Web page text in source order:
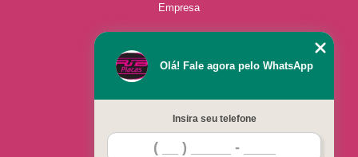
Empresa
Contato
Olá! Fale agora pelo WhatsApp
Insira seu telefone